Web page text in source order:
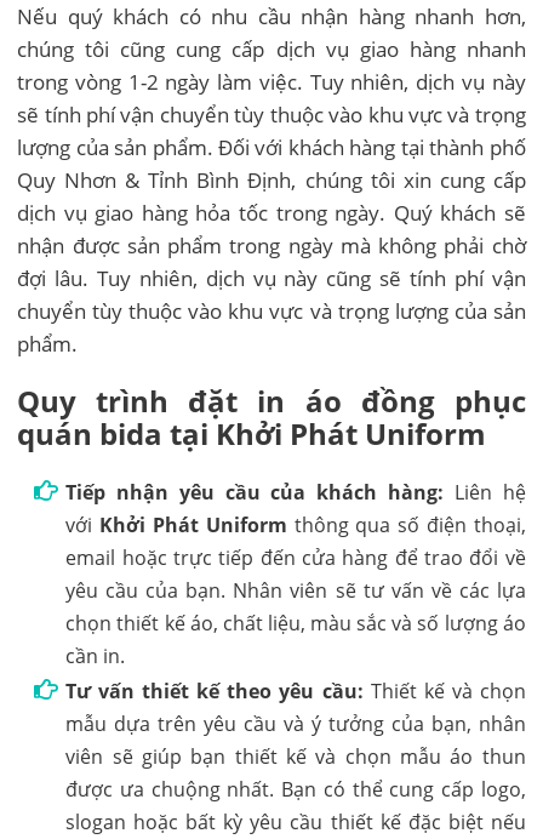
Nếu quý khách có nhu cầu nhận hàng nhanh hơn,
chúng tôi cũng cung cấp dịch vụ giao hàng nhanh
trong vòng 1-2 ngày làm việc. Tuy nhiên, dịch vụ này
sẽ tính phí vận chuyển tùy thuộc vào khu vực và trọng
lượng của sản phẩm. Đối với khách hàng tại thành phố
Quy Nhơn & Tỉnh Bình Định, chúng tôi xin cung cấp
dịch vụ giao hàng hỏa tốc trong ngày. Quý khách sẽ
nhận được sản phẩm trong ngày mà không phải chờ
đợi lâu. Tuy nhiên, dịch vụ này cũng sẽ tính phí vận
chuyển tùy thuộc vào khu vực và trọng lượng của sản
phẩm.
Quy trình đặt in áo đồng phục
quán bida tại Khởi Phát Uniform
Tiếp nhận yêu cầu của khách hàng: Liên hệ
với Khởi Phát Uniform thông qua số điện thoại,
email hoặc trực tiếp đến cửa hàng để trao đổi về
yêu cầu của bạn. Nhân viên sẽ tư vấn về các lựa
chọn thiết kế áo, chất liệu, màu sắc và số lượng áo
cần in.
Tư vấn thiết kế theo yêu cầu: Thiết kế và chọn
mẫu dựa trên yêu cầu và ý tưởng của bạn, nhân
viên sẽ giúp bạn thiết kế và chọn mẫu áo thun
được ưa chuộng nhất. Bạn có thể cung cấp logo,
slogan hoặc bất kỳ yêu cầu thiết kế đặc biệt nếu